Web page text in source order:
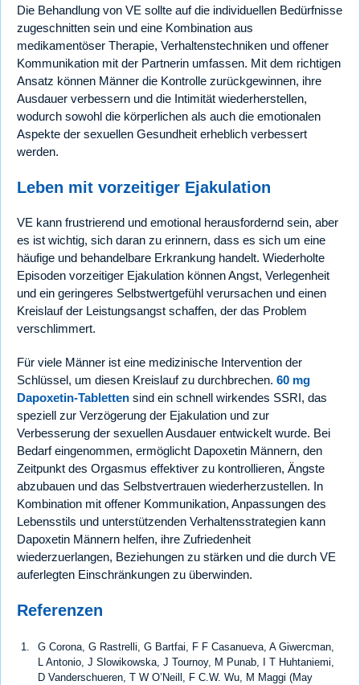
Die Behandlung von VE sollte auf die individuellen Bedürfnisse
zugeschnitten sein und eine Kombination aus
medikamentöser Therapie, Verhaltenstechniken und offener
Kommunikation mit der Partnerin umfassen. Mit dem richtigen
Ansatz können Männer die Kontrolle zurückgewinnen, ihre
Ausdauer verbessern und die Intimität wiederherstellen,
wodurch sowohl die körperlichen als auch die emotionalen
Aspekte der sexuellen Gesundheit erheblich verbessert
werden.
Leben mit vorzeitiger Ejakulation
VE kann frustrierend und emotional herausfordernd sein, aber
es ist wichtig, sich daran zu erinnern, dass es sich um eine
häufige und behandelbare Erkrankung handelt. Wiederholte
Episoden vorzeitiger Ejakulation können Angst, Verlegenheit
und ein geringeres Selbstwertgefühl verursachen und einen
Kreislauf der Leistungsangst schaffen, der das Problem
verschlimmert.
Für viele Männer ist eine medizinische Intervention der
Schlüssel, um diesen Kreislauf zu durchbrechen. 60 mg
Dapoxetin-Tabletten sind ein schnell wirkendes SSRI, das
speziell zur Verzögerung der Ejakulation und zur
Verbesserung der sexuellen Ausdauer entwickelt wurde. Bei
Bedarf eingenommen, ermöglicht Dapoxetin Männern, den
Zeitpunkt des Orgasmus effektiver zu kontrollieren, Ängste
abzubauen und das Selbstvertrauen wiederherzustellen. In
Kombination mit offener Kommunikation, Anpassungen des
Lebensstils und unterstützenden Verhaltensstrategien kann
Dapoxetin Männern helfen, ihre Zufriedenheit
wiederzuerlangen, Beziehungen zu stärken und die durch VE
auferlegten Einschränkungen zu überwinden.
Referenzen
G Corona, G Rastrelli, G Bartfai, F F Casanueva, A Giwercman,
L Antonio, J Slowikowska, J Tournoy, M Punab, I T Huhtaniemi,
D Vanderschueren, T W O’Neill, F C.W. Wu, M Maggi (May